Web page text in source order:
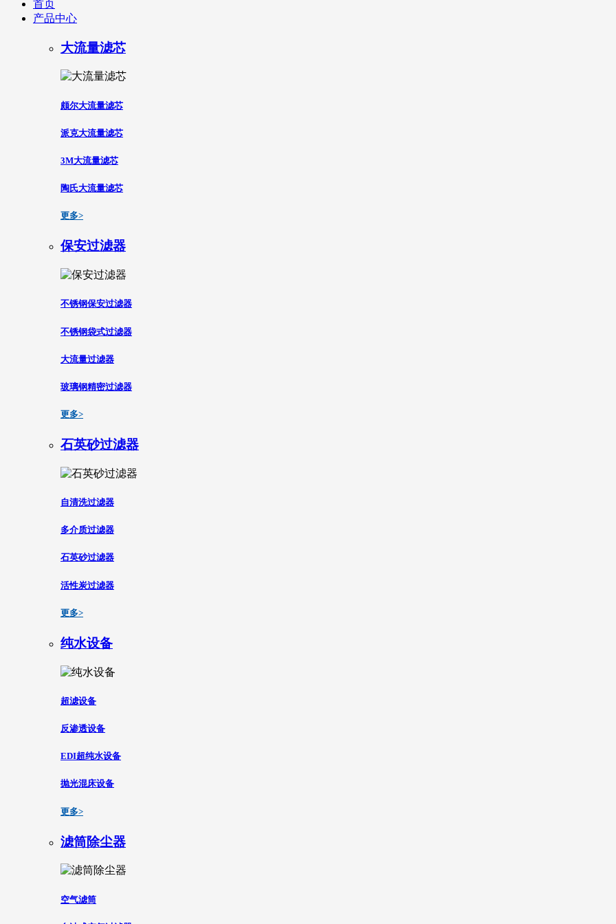
首页
产品中心
大流量滤芯
颇尔大流量滤芯
派克大流量滤芯
3M大流量滤芯
陶氏大流量滤芯
更多>
保安过滤器
不锈钢保安过滤器
不锈钢袋式过滤器
大流量过滤器
玻璃钢精密过滤器
更多>
石英砂过滤器
自清洗过滤器
多介质过滤器
石英砂过滤器
活性炭过滤器
更多>
纯水设备
超滤设备
反渗透设备
EDI超纯水设备
抛光混床设备
更多>
滤筒除尘器
空气滤筒